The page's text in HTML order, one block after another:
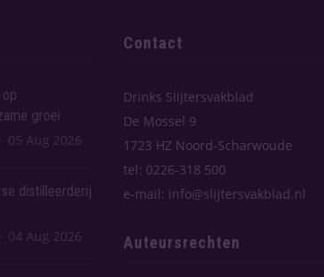
groei
05 Aug 2026
distilleerderij
04 Aug 2026
Contact
Drinks Slijtersvakblad
De Mossel 9
1723 HZ Noord-Scharwoude
tel: 0226-318 500
e-mail: info@slijtersvakblad.nl
Auteursrechten